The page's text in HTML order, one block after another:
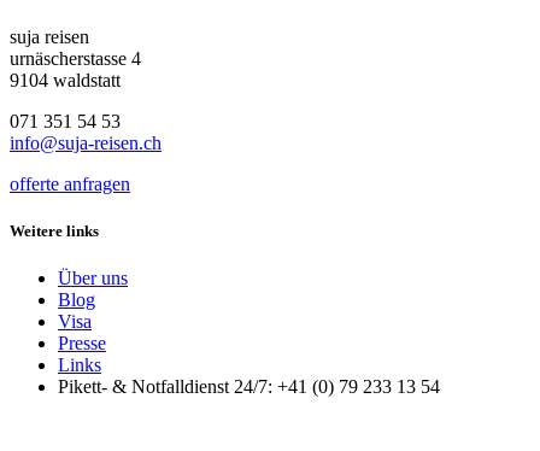
suja reisen
urnäscherstasse 4
9104 waldstatt
071 351 54 53
info@suja-reisen.ch
offerte anfragen
Weitere links
Über uns
Blog
Visa
Presse
Links
Pikett- & Notfalldienst 24/7: +41 (0) 79 233 13 54